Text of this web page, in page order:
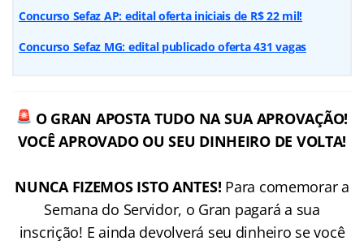
Concurso Sefaz AP: edital oferta iniciais de R$ 22 mil!
Concurso Sefaz MG: edital publicado oferta 431 vagas
O GRAN APOSTA TUDO NA SUA APROVAÇÃO!
VOCÊ APROVADO OU SEU DINHEIRO DE VOLTA!
NUNCA FIZEMOS ISTO ANTES! Para comemorar a
Semana do Servidor, o Gran pagará a sua
inscrição! E ainda devolverá seu dinheiro se você